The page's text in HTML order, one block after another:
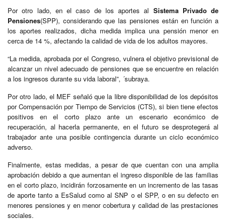
Por otro lado, en el caso de los aportes al Sistema Privado de
Pensiones(SPP), considerando que las pensiones están en función a
los aportes realizados, dicha medida implica una pensión menor en
cerca de 14 %, afectando la calidad de vida de los adultos mayores.
“La medida, aprobada por el Congreso, vulnera el objetivo previsional de
alcanzar un nivel adecuado de pensiones que se encuentre en relación
a los ingresos durante su vida laboral”, ´subraya.
Por otro lado, el MEF señaló que la libre disponibilidad de los depósitos
por Compensación por Tiempo de Servicios (CTS), si bien tiene efectos
positivos en el corto plazo ante un escenario económico de
recuperación, al hacerla permanente, en el futuro se desprotegerá al
trabajador ante una posible contingencia durante un ciclo económico
adverso.
Finalmente, estas medidas, a pesar de que cuentan con una amplia
aprobación debido a que aumentan el ingreso disponible de las familias
en el corto plazo, incidirán forzosamente en un incremento de las tasas
de aporte tanto a EsSalud como al SNP o el SPP, o en su defecto en
menores pensiones y en menor cobertura y calidad de las prestaciones
sociales.